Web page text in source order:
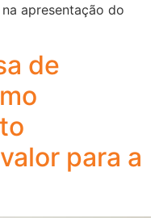
apresentação do
de
para a